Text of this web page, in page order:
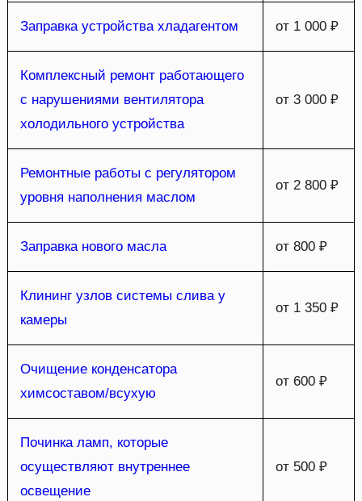
Заправка устройства хладагентом от 1 000 ₽
Комплексный ремонт работающего
с нарушениями вентилятора
холодильного устройства
от 3 000 ₽
Ремонтные работы с регулятором
уровня наполнения маслом
от 2 800 ₽
Заправка нового масла от 800 ₽
Клининг узлов системы слива у
камеры
от 1 350 ₽
Очищение конденсатора
химсоставом/всухую
от 600 ₽
Починка ламп, которые
осуществляют внутреннее
освещение
от 500 ₽